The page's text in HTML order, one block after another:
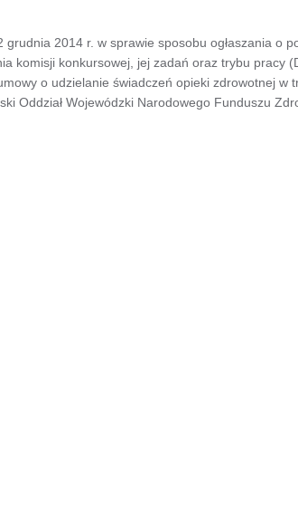
2014 r. w sprawie sposobu ogłaszania o
komisji konkursowej, jej zadań oraz trybu pracy
o udzielanie świadczeń opieki zdrowotnej w
Oddział Wojewódzki Narodowego Funduszu